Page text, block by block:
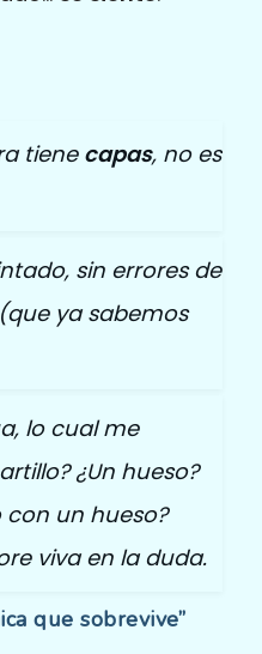
tiene capas, no es
sin errores de
ya sabemos
lo cual me
¿Un hueso?
un hueso?
viva en la duda.
que sobrevive”